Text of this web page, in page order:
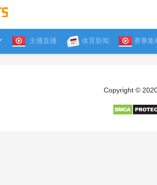
主播直播 体育新闻 赛事集
Copyright ©